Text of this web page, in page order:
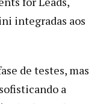
integradas aos
de testes, mas
a